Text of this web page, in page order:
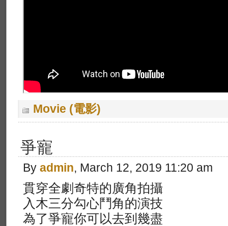
Movie (電影)
爭寵
By admin, March 12, 2019 11:20 am
貫穿全劇奇特的廣角拍攝
入木三分勾心鬥角的演技
為了爭寵你可以去到幾盡